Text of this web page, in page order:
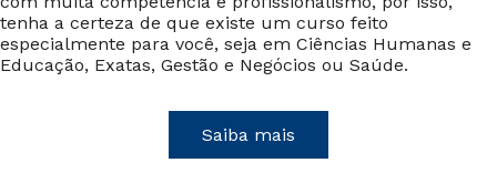
tenha a certeza de que existe um curso feito
especialmente para você, seja em Ciências Humanas e
Educação, Exatas, Gestão e Negócios ou Saúde.
Saiba mais